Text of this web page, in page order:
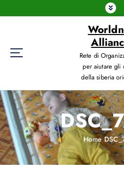
Rete di
per aiutare gli
della siberia
Home